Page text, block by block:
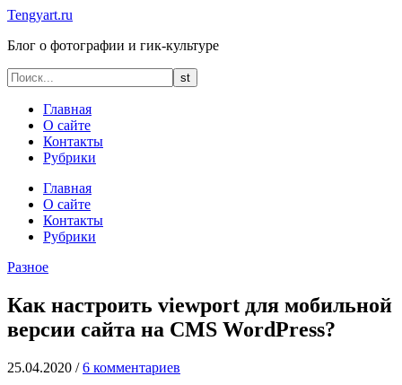
Tengyart.ru
Блог о фотографии и гик-культуре
Главная
О сайте
Контакты
Рубрики
Главная
О сайте
Контакты
Рубрики
Разное
Как настроить viewport для мобильной
версии сайта на CMS WordPress?
25.04.2020 / 6 комментариев